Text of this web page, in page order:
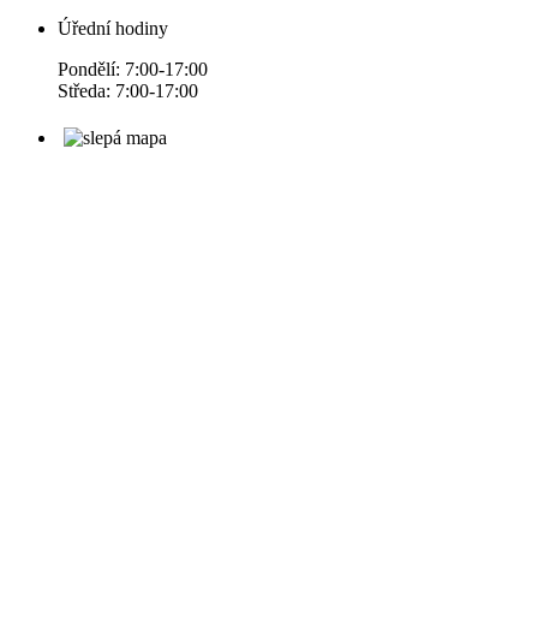
Úřední hodiny
Pondělí: 7:00-17:00
Středa: 7:00-17:00